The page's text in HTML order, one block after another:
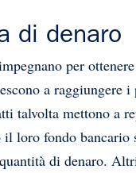
di denaro
per
a raggiungere
talvolta mettono a
loro fondo
di denaro.